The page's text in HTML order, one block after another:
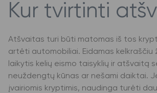
Kur tvirtinti
Atšvaitas turi būti matomas iš tos
artėti automobiliai. Eidamas kelkraščiu
laikytis kelių eismo taisyklių ir atšvaitą
neuždengtų kūnas ar nešami daiktai.
įvairiomis kryptimis, naudinga turėti